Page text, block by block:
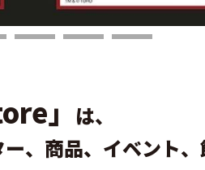
」 は、
、商品、イベント